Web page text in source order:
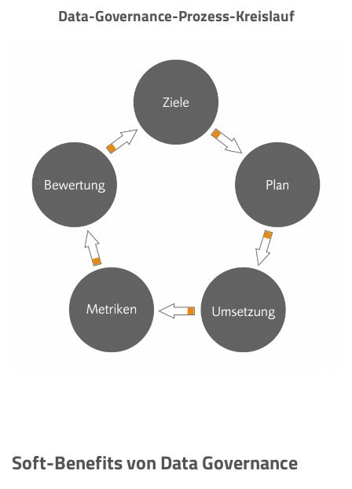
Data-Governance-Prozess-Kreislauf
Soft-Benefits von Data Governance